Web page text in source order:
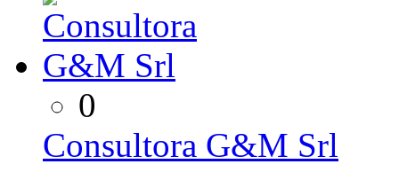
0
Consultora G&M Srl